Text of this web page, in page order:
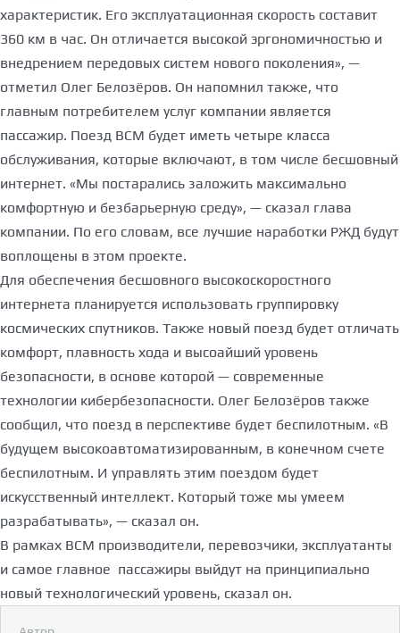
характеристик. Его эксплуатационная скорость составит
360 км в час. Он отличается высокой эргономичностью и
внедрением передовых систем нового поколения», —
отметил Олег Белозёров. Он напомнил также, что
главным потребителем услуг компании является
пассажир. Поезд ВСМ будет иметь четыре класса
обслуживания, которые включают, в том числе бесшовный
интернет. «Мы постарались заложить максимально
комфортную и безбарьерную среду», — сказал глава
компании. По его словам, все лучшие наработки РЖД будут
воплощены в этом проекте.
Для обеспечения бесшовного высокоскоростного
интернета планируется использовать группировку
космических спутников. Также новый поезд будет отличать
комфорт, плавность хода и высоайший уровень
безопасности, в основе которой — современные
технологии кибербезопасности. Олег Белозёров также
сообщил, что поезд в перспективе будет беспилотным. «В
будущем высокоавтоматизированным, в конечном счете
беспилотным. И управлять этим поездом будет
искусственный интеллект. Который тоже мы умеем
разрабатывать», — сказал он.
В рамках ВСМ производители, перевозчики, эксплуатанты
и самое главное пассажиры выйдут на принципиально
новый технологический уровень, сказал он.